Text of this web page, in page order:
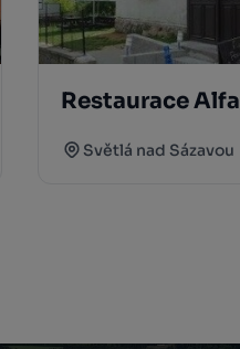
Restaurace Alfa
Světlá nad Sázavou